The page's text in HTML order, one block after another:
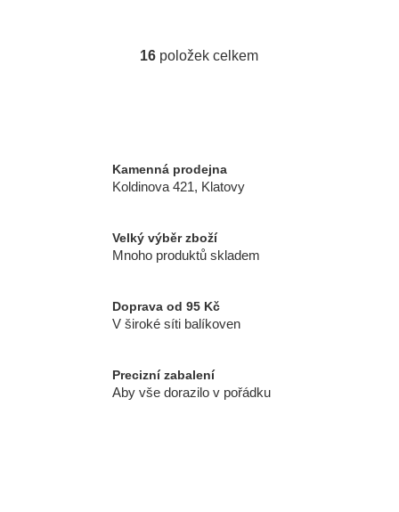
O
a
c
r
v
y
v
i
s
16 položek celkem
Kamenná prodejna
Koldinova 421, Klatovy
Velký výběr zboží
Mnoho produktů skladem
Doprava od 95 Kč
V široké síti balíkoven
Precizní zabalení
Aby vše dorazilo v pořádku